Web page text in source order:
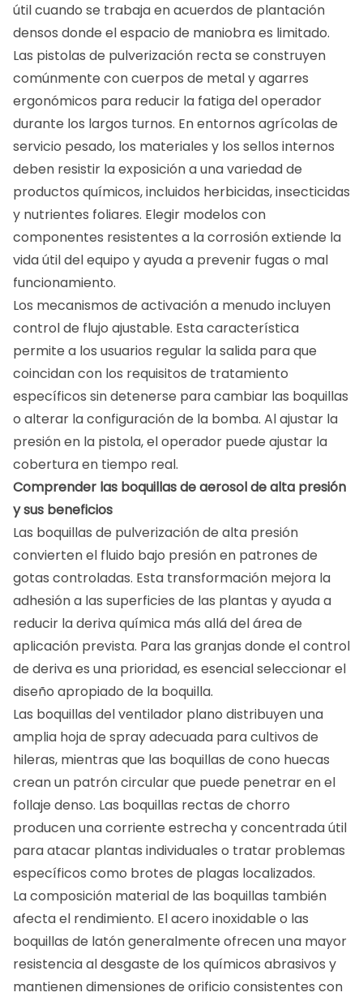
útil cuando se trabaja en acuerdos de plantación
densos donde el espacio de maniobra es limitado.
Las pistolas de pulverización recta se construyen
comúnmente con cuerpos de metal y agarres
ergonómicos para reducir la fatiga del operador
durante los largos turnos. En entornos agrícolas de
servicio pesado, los materiales y los sellos internos
deben resistir la exposición a una variedad de
productos químicos, incluidos herbicidas, insecticidas
y nutrientes foliares. Elegir modelos con
componentes resistentes a la corrosión extiende la
vida útil del equipo y ayuda a prevenir fugas o mal
funcionamiento.
Los mecanismos de activación a menudo incluyen
control de flujo ajustable. Esta característica
permite a los usuarios regular la salida para que
coincidan con los requisitos de tratamiento
específicos sin detenerse para cambiar las boquillas
o alterar la configuración de la bomba. Al ajustar la
presión en la pistola, el operador puede ajustar la
cobertura en tiempo real.
Comprender las boquillas de aerosol de alta presión
y sus beneficios
Las boquillas de pulverización de alta presión
convierten el fluido bajo presión en patrones de
gotas controladas. Esta transformación mejora la
adhesión a las superficies de las plantas y ayuda a
reducir la deriva química más allá del área de
aplicación prevista. Para las granjas donde el control
de deriva es una prioridad, es esencial seleccionar el
diseño apropiado de la boquilla.
Las boquillas del ventilador plano distribuyen una
amplia hoja de spray adecuada para cultivos de
hileras, mientras que las boquillas de cono huecas
crean un patrón circular que puede penetrar en el
follaje denso. Las boquillas rectas de chorro
producen una corriente estrecha y concentrada útil
para atacar plantas individuales o tratar problemas
específicos como brotes de plagas localizados.
La composición material de las boquillas también
afecta el rendimiento. El acero inoxidable o las
boquillas de latón generalmente ofrecen una mayor
resistencia al desgaste de los químicos abrasivos y
mantienen dimensiones de orificio consistentes con